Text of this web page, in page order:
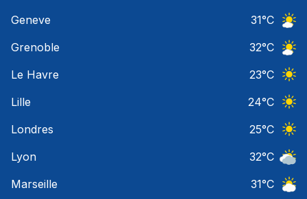
Geneve
31°C
Grenoble
32°C
Le Havre
23°C
Lille
24°C
Londres
25°C
Lyon
32°C
Marseille
31°C